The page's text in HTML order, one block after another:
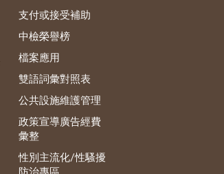
支付或接受補助
中檢榮譽榜
檔案應用
雙語詞彙對照表
公共設施維護管理
政策宣導廣告經費
彙整
性別主流化/性騷擾